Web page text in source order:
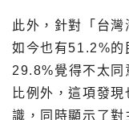
此外，針對「台
如今也有51.2%的
29.8%覺得不太同
比例外，這項發
識，同時顯示了對